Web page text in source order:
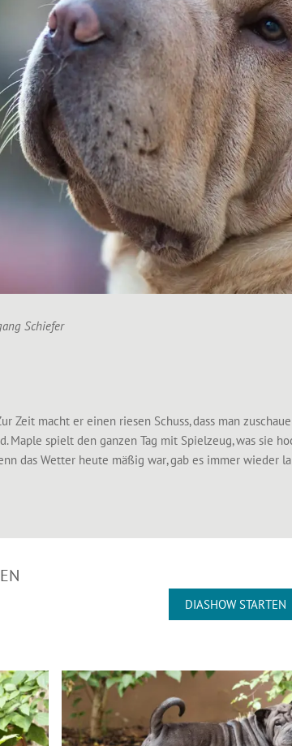
Schiefer
Zeit macht er einen riesen Schuss, dass man
Maple spielt den ganzen Tag mit Spielzeug, was sie
das Wetter heute mäßig war, gab es immer wieder
DIASHOW STARTEN